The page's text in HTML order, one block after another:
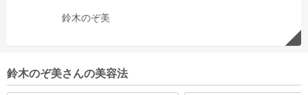
鈴木のぞ美
鈴木のぞ美さんの美容法